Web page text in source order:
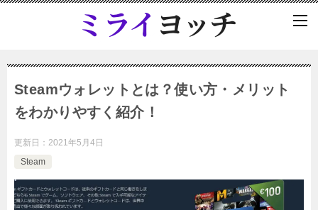
Steamウォレットとは？使い方・メリット
をわかりやすく紹介！
更新日： 2021年5月4日
Steam